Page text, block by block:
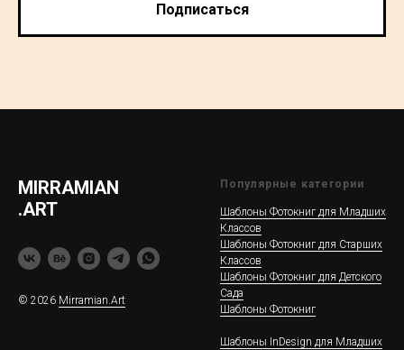
Подписаться
MIRRAMIAN
.ART
© 2026 Mirramian.Art
Популярные категории
Шаблоны Фотокниг для Младших
Классов
Шаблоны Фотокниг для Старших
Классов
Шаблоны Фотокниг для Детского
Сада
Шаблоны Фотокниг
Шаблоны InDesign для Младших